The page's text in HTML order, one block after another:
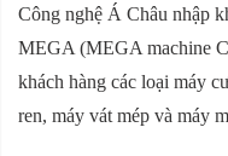
Công nghệ Á Châu nhập
MEGA (MEGA machine
khách hàng các loại máy
ren, máy vát mép và máy